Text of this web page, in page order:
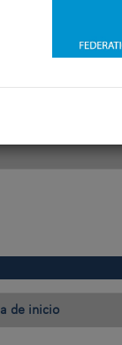
de inicio